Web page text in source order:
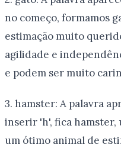
no começo, formamos
estimação muito
agilidade e
e podem ser muito
3. hamster: A palavra
inserir 'h', fica hamster,
um ótimo animal de